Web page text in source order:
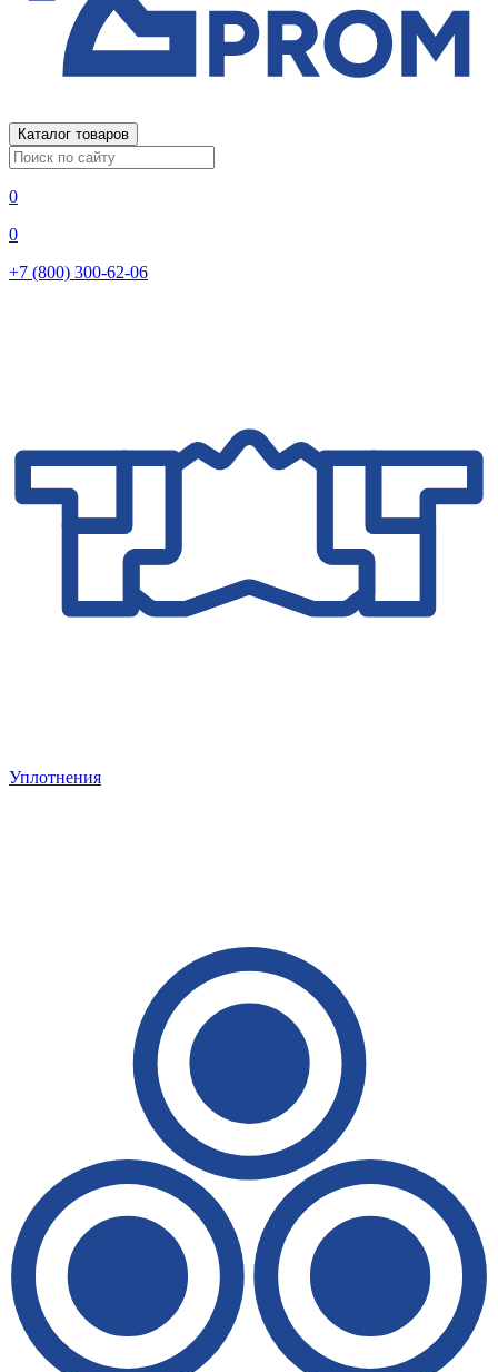
Каталог товаров
0
0
+7 (800) 300-62-06
Уплотнения